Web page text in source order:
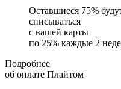
Оставшиеся 75%
списываться
с вашей карты
по 25% каждые 2
Подробнее
об оплате Плайтом